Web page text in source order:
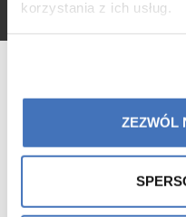
korzystania z ich usług.
ZEZWÓL